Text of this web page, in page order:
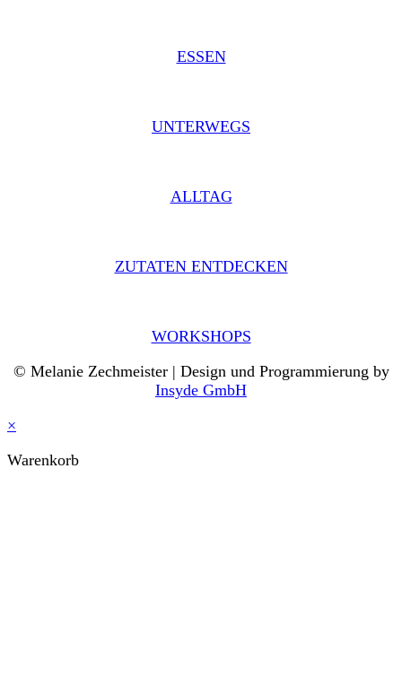
ESSEN
UNTERWEGS
ALLTAG
ZUTATEN ENTDECKEN
WORKSHOPS
© Melanie Zechmeister | Design und Programmierung by
Insyde GmbH
×
Warenkorb